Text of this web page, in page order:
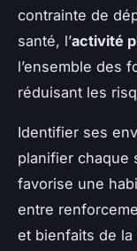
contrainte de
santé, l’activité
l’ensemble des
réduisant les
Identifier ses
planifier chaque
favorise une
entre
et bienfaits de